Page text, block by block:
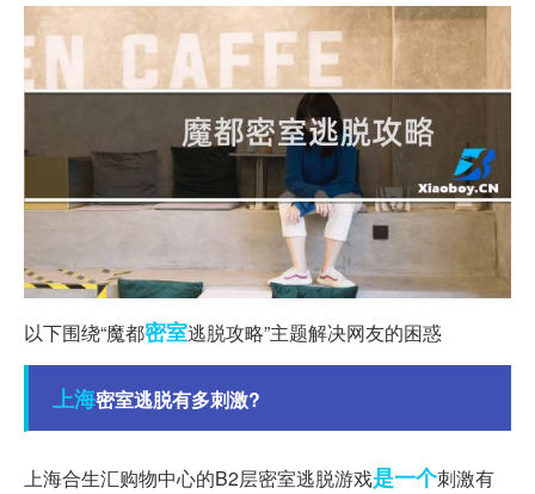
以下围绕“魔都密室逃脱攻略”主题解决网友的困惑
上海密室逃脱有多刺激?
上海合生汇购物中心的B2层密室逃脱游戏是一个刺激有